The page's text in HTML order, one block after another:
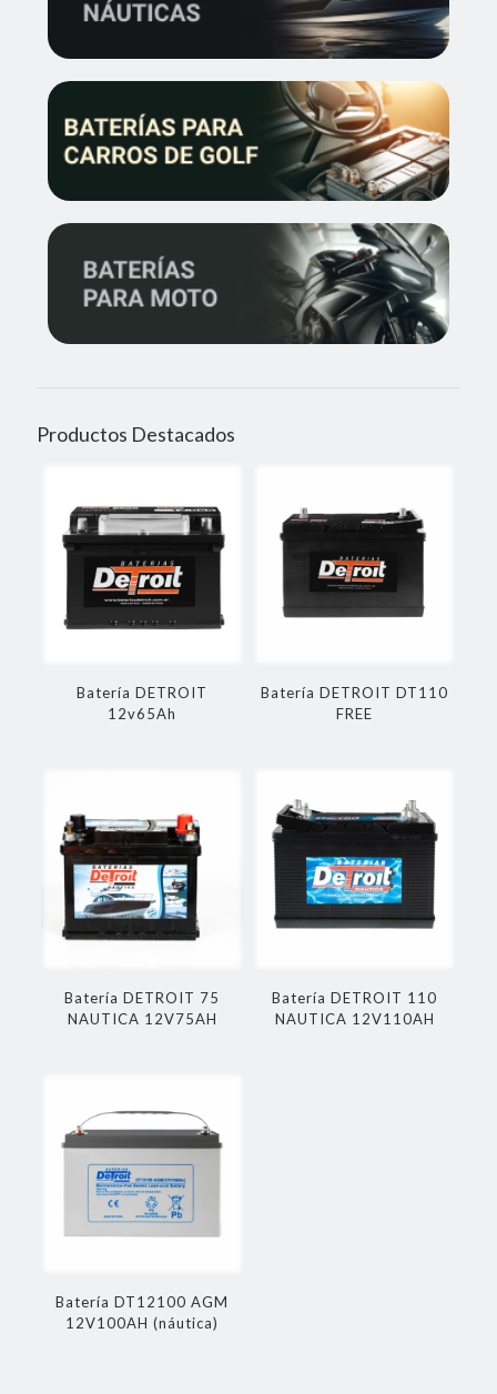
Productos Destacados
Batería DETROIT
12v65Ah
Batería DETROIT DT110
FREE
Batería DETROIT 75
NAUTICA 12V75AH
Batería DETROIT 110
NAUTICA 12V110AH
Batería DT12100 AGM
12V100AH (náutica)